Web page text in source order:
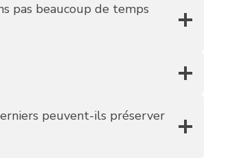
pas beaucoup de temps
peuvent-ils préserver